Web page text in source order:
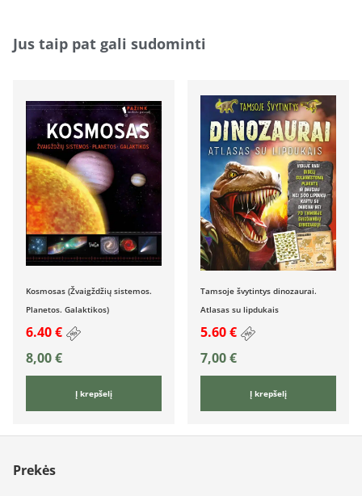
Jus taip pat gali sudominti
Kosmosas (Žvaigždžių sistemos.
Planetos. Galaktikos)
6.40 €
8,00€
Į krepšelį
Tamsoje švytintys dinozaurai.
Atlasas su lipdukais
5.60 €
7,00€
Į krepšelį
Prekės